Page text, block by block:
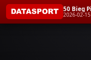
2026-02-15